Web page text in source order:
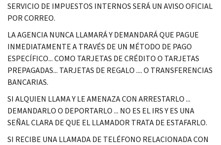
SERVICIO DE IMPUESTOS INTERNOS SERÁ UN AVISO OFICIAL
POR CORREO.
LA AGENCIA NUNCA LLAMARÁ Y DEMANDARÁ QUE PAGUE
INMEDIATAMENTE A TRAVÉS DE UN MÉTODO DE PAGO
ESPECÍFICO... COMO TARJETAS DE CRÉDITO O TARJETAS
PREPAGADAS... TARJETAS DE REGALO .... O TRANSFERENCIAS
BANCARIAS.
SI ALQUIEN LLAMA Y LE AMENAZA CON ARRESTARLO ...
DEMANDARLO O DEPORTARLO ... NO ES EL IRS Y ES UNA
SEÑAL CLARA DE QUE EL LLAMADOR TRATA DE ESTAFARLO.
SI RECIBE UNA LLAMADA DE TELÉFONO RELACIONADA CON